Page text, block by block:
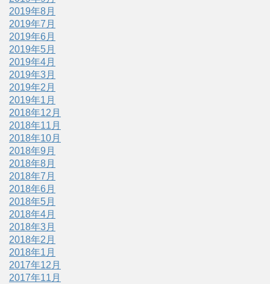
2019年8月
2019年7月
2019年6月
2019年5月
2019年4月
2019年3月
2019年2月
2019年1月
2018年12月
2018年11月
2018年10月
2018年9月
2018年8月
2018年7月
2018年6月
2018年5月
2018年4月
2018年3月
2018年2月
2018年1月
2017年12月
2017年11月